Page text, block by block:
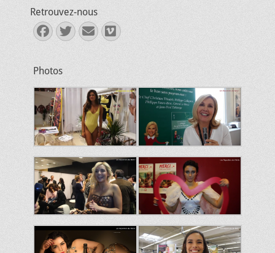
Retrouvez-nous
Facebook
Twitter
E-
mail
Vimeo
Photos